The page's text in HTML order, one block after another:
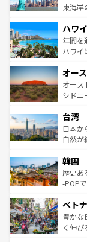
ことが
ば市内
着のス
東海岸
のよう
ンメン
西部に
部のニ
文化が
しみな
ならではの
情報は
ハワイ
年間を
ハワイ
ワイ島
島だが
おすす
れるお
人々、
ク、伝
ワイを、存
はコン
オー
オース
シドニ
リアリ
ク）、
ど、見
いる。
ビング
い。オ
参照し
台湾
日本か
自然が
ン）、
と山間
驚きを
容にも
照して
韓国
歴史あ
-POP
き、地
できる
まで、
ベト
豊かな
く伸び